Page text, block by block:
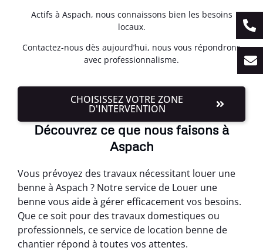
Actifs à Aspach, nous connaissons bien les besoins
locaux.
Contactez-nous dès aujourd’hui, nous vous répondrons
avec professionnalisme.
CHOISISSEZ VOTRE ZONE
D'INTERVENTION
Découvrez ce que nous faisons à
Aspach
Vous prévoyez des travaux nécessitant louer une
benne à Aspach ? Notre service de Louer une
benne vous aide à gérer efficacement vos besoins.
Que ce soit pour des travaux domestiques ou
professionnels, ce service de location benne de
chantier répond à toutes vos attentes.